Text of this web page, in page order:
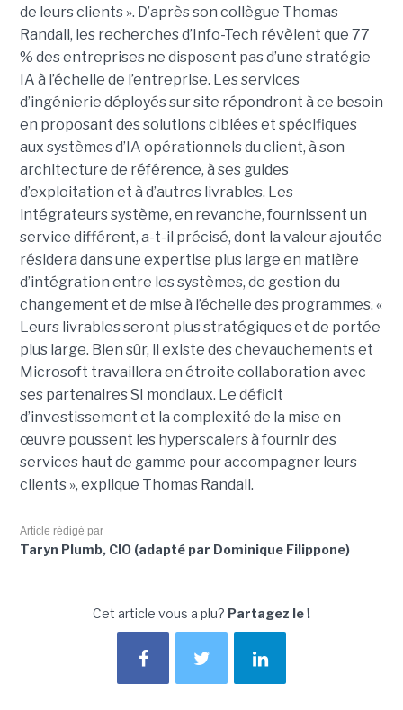
de leurs clients ». D’après son collègue Thomas
Randall, les recherches d’Info-Tech révèlent que 77
% des entreprises ne disposent pas d’une stratégie
IA à l’échelle de l’entreprise. Les services
d’ingénierie déployés sur site répondront à ce besoin
en proposant des solutions ciblées et spécifiques
aux systèmes d’IA opérationnels du client, à son
architecture de référence, à ses guides
d’exploitation et à d’autres livrables. Les
intégrateurs système, en revanche, fournissent un
service différent, a-t-il précisé, dont la valeur ajoutée
résidera dans une expertise plus large en matière
d’intégration entre les systèmes, de gestion du
changement et de mise à l’échelle des programmes. «
Leurs livrables seront plus stratégiques et de portée
plus large. Bien sûr, il existe des chevauchements et
Microsoft travaillera en étroite collaboration avec
ses partenaires SI mondiaux. Le déficit
d’investissement et la complexité de la mise en
œuvre poussent les hyperscalers à fournir des
services haut de gamme pour accompagner leurs
clients », explique Thomas Randall.
Article rédigé par
Taryn Plumb, CIO (adapté par Dominique Filippone)
Cet article vous a plu? Partagez le !